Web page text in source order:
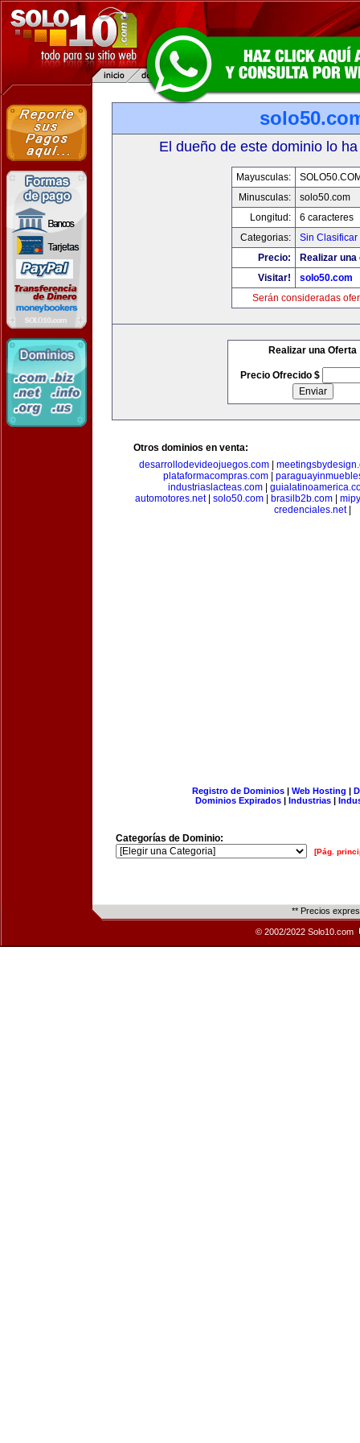
El dueño de este dominio lo
Mayusculas:
Minusculas:
solo50.com
Longitud:
6 caracteres
Categorias:
Sin Clasificar
Precio:
Realizar
Visitar!
solo50.com
Serán consideradas
Realizar una Oferta
Precio Ofrecido $
Otros dominios en venta:
desarrollodevideojuegos.com
plataformacompras.com
industriaslacteas.com
automotores.net| solo50.com brasilb2b.com
credenciales.net|
Registro de Dominios| Web Hosting |
Dominios Expirados | Industrias |
Categorías de Dominio:
[Pág.
** Precios
© 2002/2022 Solo10.com